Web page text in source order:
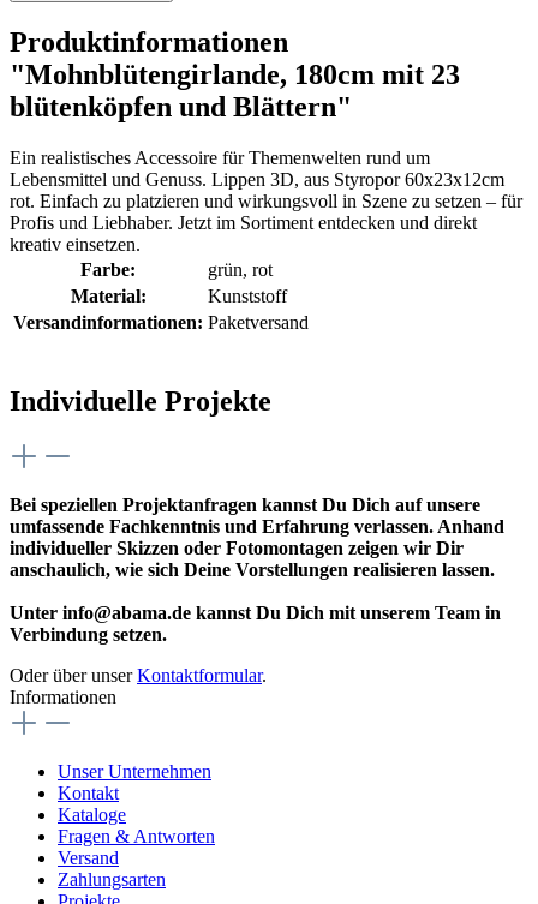
Produktinformationen
"Mohnblütengirlande, 180cm mit 23
blütenköpfen und Blättern"
Ein realistisches Accessoire für Themenwelten rund um
Lebensmittel und Genuss. Lippen 3D, aus Styropor 60x23x12cm
rot. Einfach zu platzieren und wirkungsvoll in Szene zu setzen – für
Profis und Liebhaber. Jetzt im Sortiment entdecken und direkt
kreativ einsetzen.
Farbe:
grün, rot
Material:
Kunststoff
Versandinformationen: Paketversand
Individuelle Projekte
Bei speziellen Projektanfragen kannst Du Dich auf unsere
umfassende Fachkenntnis und Erfahrung verlassen. Anhand
individueller Skizzen oder Fotomontagen zeigen wir Dir
anschaulich, wie sich Deine Vorstellungen realisieren lassen.
Unter info@abama.de kannst Du Dich mit unserem Team in
Verbindung setzen.
Oder über unserKontaktformular.
Informationen
Unser Unternehmen
Kontakt
Kataloge
Fragen & Antworten
Versand
Zahlungsarten